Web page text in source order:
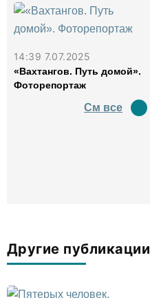
14:39 7.07.2025
«Вахтангов. Путь домой».
Фоторепортаж
См все
Другие публикации